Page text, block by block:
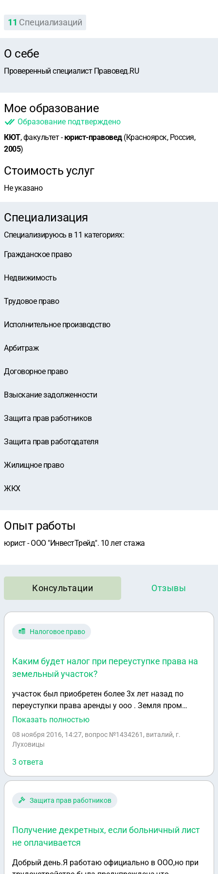
11 Специализаций
О себе
Проверенный специалист Правовед.RU
Мое образование
Образование подтверждено
КЮТ, факультет -юрист-правовед(Красноярск, Россия,
2005)
Стоимость услуг
Не указано
Специализация
Специализируюсь в 11 категориях:
Гражданское право
Недвижимость
Трудовое право
Исполнительное производство
Арбитраж
Договорное право
Взыскание задолженности
Защита прав работников
Защита прав работодателя
Жилищное право
ЖКХ
Опыт работы
юрист - ООО "ИнвестТрейд". 10 лет стажа
Консультации Отзывы
Налоговое право
Каким будет налог при переуступке права на
земельный участок?
участок был приобретен более 3х лет назад по
переуступки права аренды у ооо . Земля пром
назаначения, муниципальная. Сейчас переуступаем
сумму. Будет ли налог если арендаторы мы более
Показать полностью
08 ноября 2016, 14:27, вопрос №1434261, виталий, г.
Луховицы
3 ответа
Защита прав работников
Получение декретных, если больничный лист
не оплачивается
Добрый день.Я работаю официально в ООО,но при